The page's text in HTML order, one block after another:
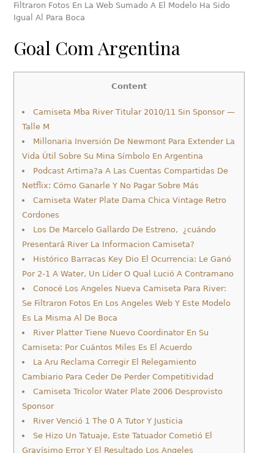
Filtraron Fotos En La Web Sumado A El Modelo Ha Sido
Igual Al Para Boca
Goal Com Argentina
Content
Camiseta Mba River Titular 2010/11 Sin Sponsor —
Talle M
Millonaria Inversión De Newmont Para Extender La
Vida Útil Sobre Su Mina Símbolo En Argentina
Podcast Artima?a A Las Cuentas Compartidas De
Netflix: Cómo Ganarle Y No Pagar Sobre Más
Camiseta Water Plate Dama Chica Vintage Retro
Cordones
Los De Marcelo Gallardo De Estreno, ¿cuándo
Presentará River La Informacion Camiseta?
Histórico Barracas Key Dio El Ocurrencia: Le Ganó
Por 2-1 A Water, Un Líder O Qual Lució A Contramano
Conocé Los Angeles Nueva Camiseta Para River:
Se Filtraron Fotos En Los Angeles Web Y Este Modelo
Es La Misma Al De Boca
River Platter Tiene Nuevo Coordinator En Su
Camiseta: Por Cuántos Miles Es El Acuerdo
La Aru Reclama Corregir El Relegamiento
Cambiario Para Ceder De Perder Competitividad
Camiseta Tricolor Water Plate 2006 Desprovisto
Sponsor
River Venció 1 The 0 A Tutor Y Justicia
Se Hizo Un Tatuaje, Este Tatuador Cometió El
Gravísimo Error Y El Resultado Los Angeles